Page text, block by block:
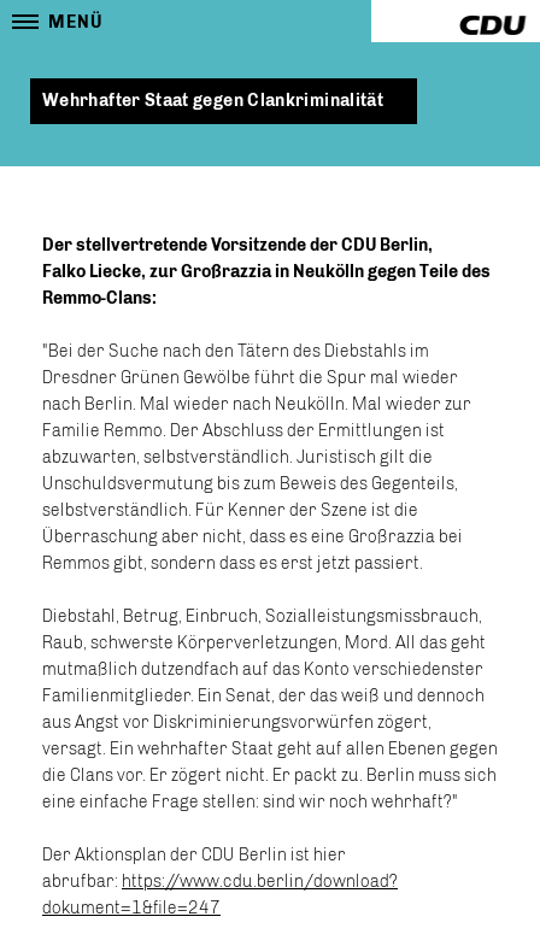
MENÜ
Wehrhafter Staat gegen Clankriminalität
Der stellvertretende Vorsitzende der CDU Berlin,
Falko Liecke, zur Großrazzia in Neukölln gegen Teile des
Remmo-Clans:
"Bei der Suche nach den Tätern des Diebstahls im
Dresdner Grünen Gewölbe führt die Spur mal wieder
nach Berlin. Mal wieder nach Neukölln. Mal wieder zur
Familie Remmo. Der Abschluss der Ermittlungen ist
abzuwarten, selbstverständlich. Juristisch gilt die
Unschuldsvermutung bis zum Beweis des Gegenteils,
selbstverständlich. Für Kenner der Szene ist die
Überraschung aber nicht, dass es eine Großrazzia bei
Remmos gibt, sondern dass es erst jetzt passiert.
Diebstahl, Betrug, Einbruch, Sozialleistungsmissbrauch,
Raub, schwerste Körperverletzungen, Mord. All das geht
mutmaßlich dutzendfach auf das Konto verschiedenster
Familienmitglieder. Ein Senat, der das weiß und dennoch
aus Angst vor Diskriminierungsvorwürfen zögert,
versagt. Ein wehrhafter Staat geht auf allen Ebenen gegen
die Clans vor. Er zögert nicht. Er packt zu. Berlin muss sich
eine einfache Frage stellen: sind wir noch wehrhaft?"
Der Aktionsplan der CDU Berlin ist hier
abrufbar: https://www.cdu.berlin/download?
dokument=1&file=247